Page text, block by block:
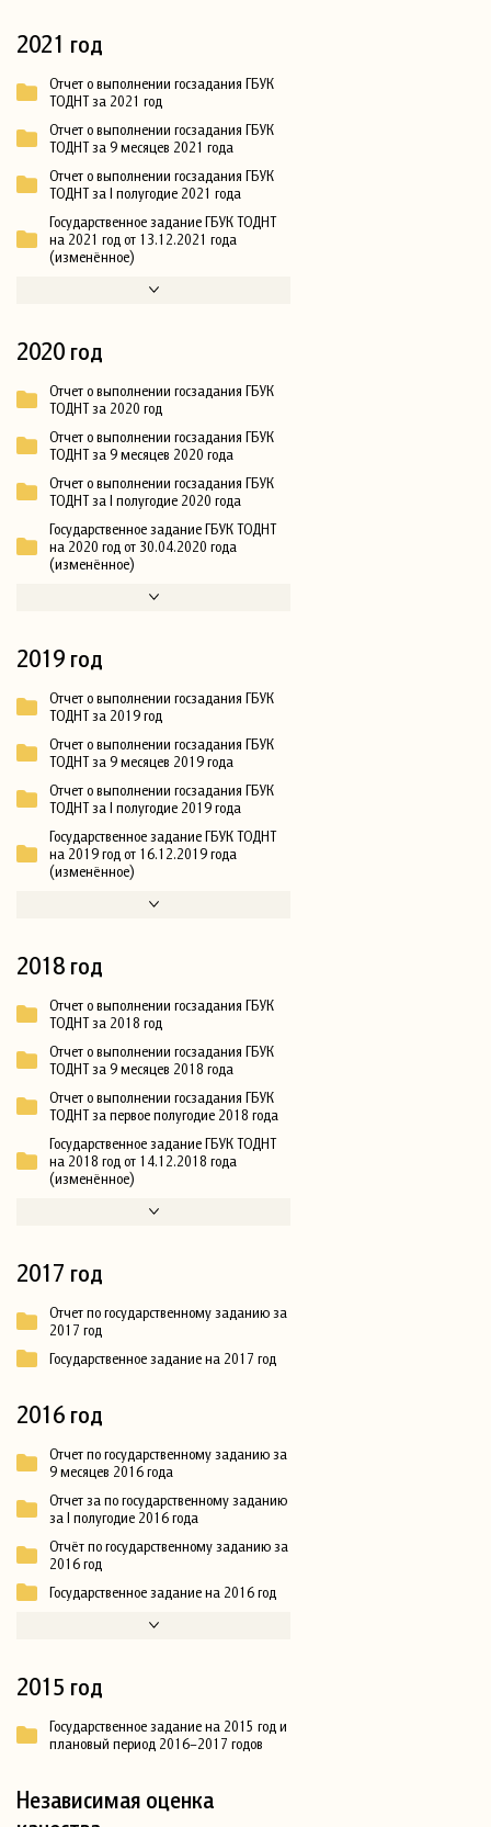
2021 год
Отчет о выполнении госзадания ГБУК
ТОДНТ за 2021 год
Отчет о выполнении госзадания ГБУК
ТОДНТ за 9 месяцев 2021 года
Отчет о выполнении госзадания ГБУК
ТОДНТ за I полугодие 2021 года
Государственное задание ГБУК ТОДНТ
на 2021 год от 13.12.2021 года
(изменённое)
2020 год
Отчет о выполнении госзадания ГБУК
ТОДНТ за 2020 год
Отчет о выполнении госзадания ГБУК
ТОДНТ за 9 месяцев 2020 года
Отчет о выполнении госзадания ГБУК
ТОДНТ за I полугодие 2020 года
Государственное задание ГБУК ТОДНТ
на 2020 год от 30.04.2020 года
(изменённое)
2019 год
Отчет о выполнении госзадания ГБУК
ТОДНТ за 2019 год
Отчет о выполнении госзадания ГБУК
ТОДНТ за 9 месяцев 2019 года
Отчет о выполнении госзадания ГБУК
ТОДНТ за I полугодие 2019 года
Государственное задание ГБУК ТОДНТ
на 2019 год от 16.12.2019 года
(изменённое)
2018 год
Отчет о выполнении госзадания ГБУК
ТОДНТ за 2018 год
Отчет о выполнении госзадания ГБУК
ТОДНТ за 9 месяцев 2018 года
Отчет о выполнении госзадания ГБУК
ТОДНТ за первое полугодие 2018 года
Государственное задание ГБУК ТОДНТ
на 2018 год от 14.12.2018 года
(изменённое)
2017 год
Отчет по государственному заданию за
2017 год
Государственное задание на 2017 год
2016 год
Отчет по государственному заданию за
9 месяцев 2016 года
Отчет за по государственному заданию
за I полугодие 2016 года
Отчёт по государственному заданию за
2016 год
Государственное задание на 2016 год
2015 год
Государственное задание на 2015 год и
плановый период 2016–2017 годов
Независимая оценка